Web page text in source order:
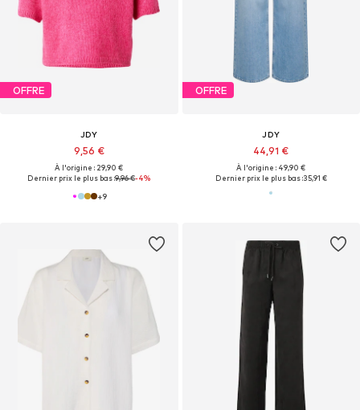
OFFRE
JDY
9,56 €
À l'origine : 29,90 €
Dernier prix le plus bas :9,96 €-4%
+9
OFFRE
JDY
44,91 €
À l'origine : 49,90 €
Dernier prix le plus bas :35,91 €